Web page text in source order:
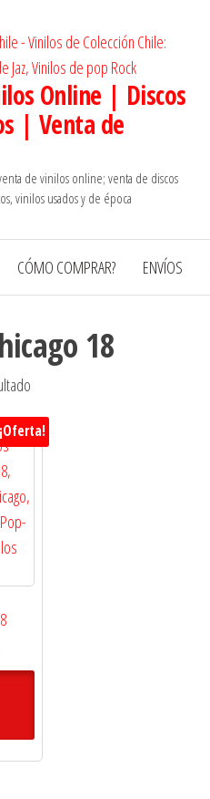
Online | Discos
| Venta de
de vinilos online; venta de discos
vinilos usados y de época
CÓMO COMPRAR? ENVÍOS
18
¡Oferta!
$18.000.